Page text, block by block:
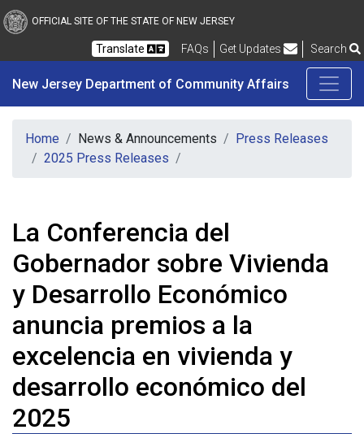
Skip to main content
New Jersey
OFFICIAL SITE OF THE STATE OF NEW JERSEY
Translate FAQsFrequently Asked Questions
Get Updates Search
New Jersey Department of Community Affairs
Home News & Announcements
Press Releases
2025 Press Releases
La Conferencia del
Gobernador sobre Vivienda
y Desarrollo Económico
anuncia premios a la
excelencia en vivienda y
desarrollo económico del
2025